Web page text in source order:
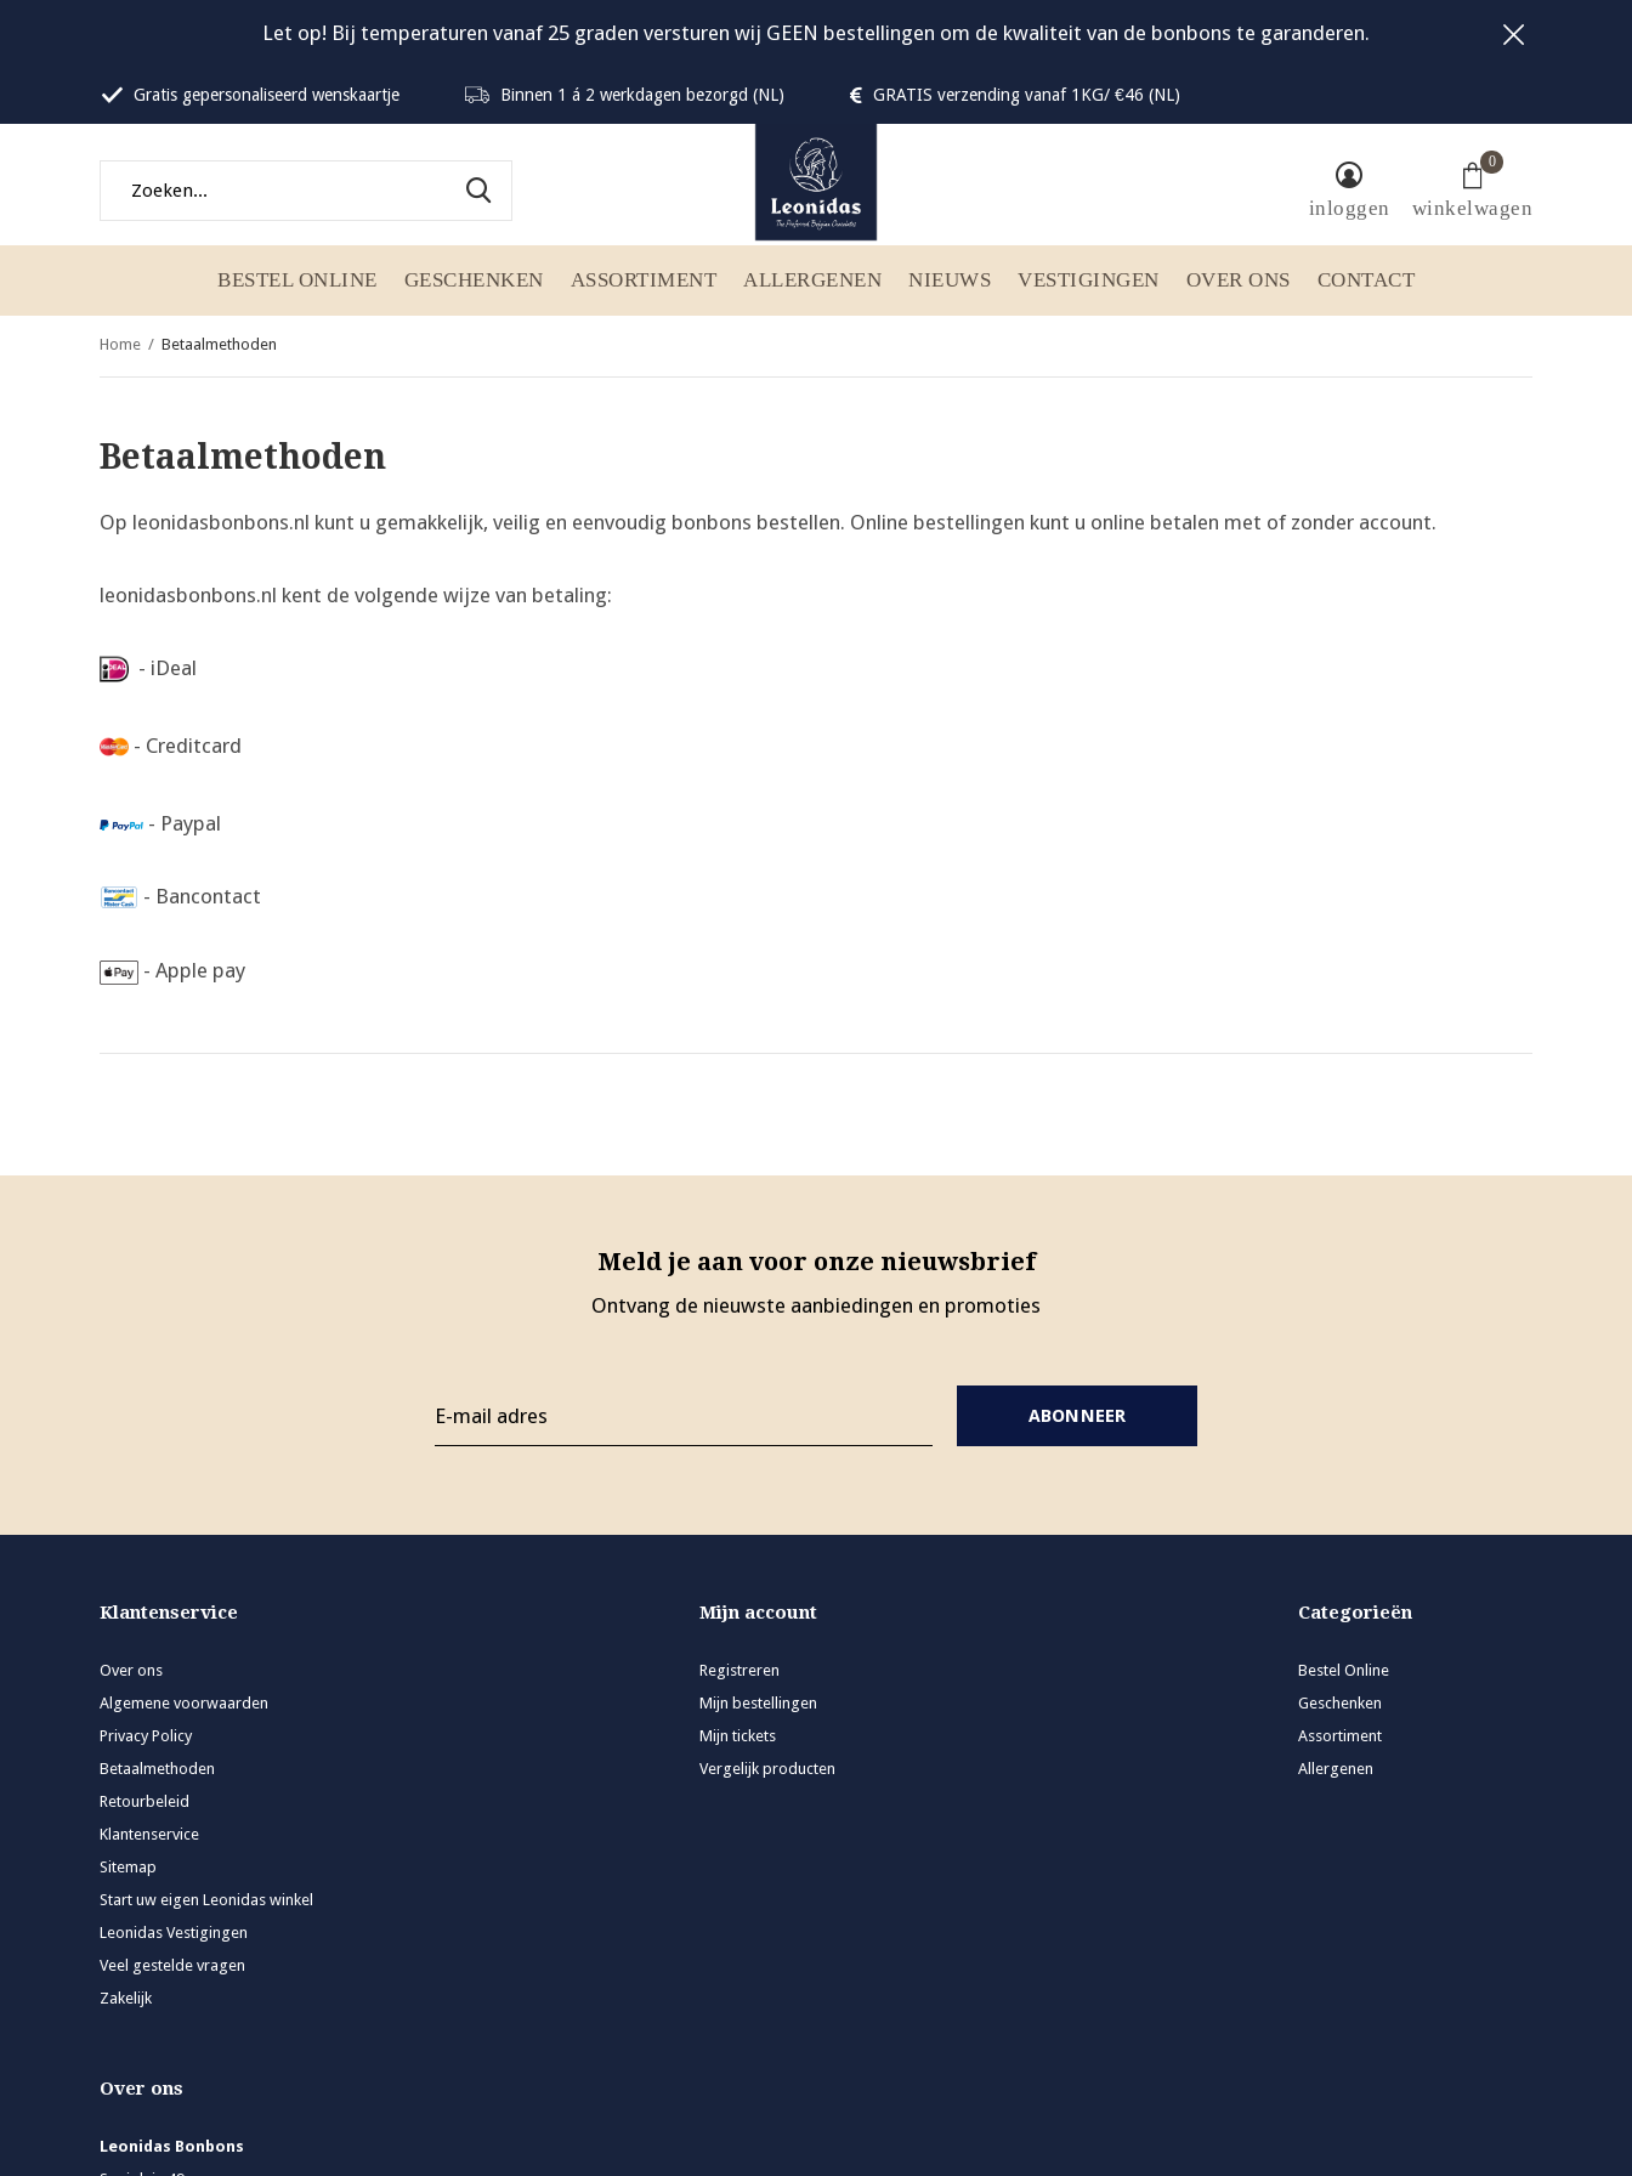
BESTEL ONLINE GESCHENKEN ASSORTIMENT ALLERGENEN NIEUWS VESTIGINGEN OVER ONS CONTACT
inloggen winkelwagen
0
Gratis gepersonaliseerd wenskaartje Binnen 1 á 2 werkdagen bezorgd (NL) GRATIS verzending vanaf 1KG/ €46 (NL)
Let op! Bij temperaturen vanaf 25 graden versturen wij GEEN bestellingen om de kwaliteit van de bonbons te garanderen.
Home Betaalmethoden
Betaalmethoden
Op leonidasbonbons.nl kunt u gemakkelijk, veilig en eenvoudig bonbons bestellen. Online bestellingen kunt u online betalen met of zonder account.
leonidasbonbons.nl kent de volgende wijze van betaling:
- iDeal
- Creditcard
- Paypal
- Bancontact
- Apple pay
Meld je aan voor onze nieuwsbrief
Ontvang de nieuwste aanbiedingen en promoties
ABONNEER
Klantenservice
Over ons
Algemene voorwaarden
Privacy Policy
Betaalmethoden
Retourbeleid
Klantenservice
Sitemap
Start uw eigen Leonidas winkel
Leonidas Vestigingen
Veel gestelde vragen
Zakelijk
Mijn account
Registreren
Mijn bestellingen
Mijn tickets
Vergelijk producten
Categorieën
Bestel Online
Geschenken
Assortiment
Allergenen
Over ons
Leonidas Bonbons